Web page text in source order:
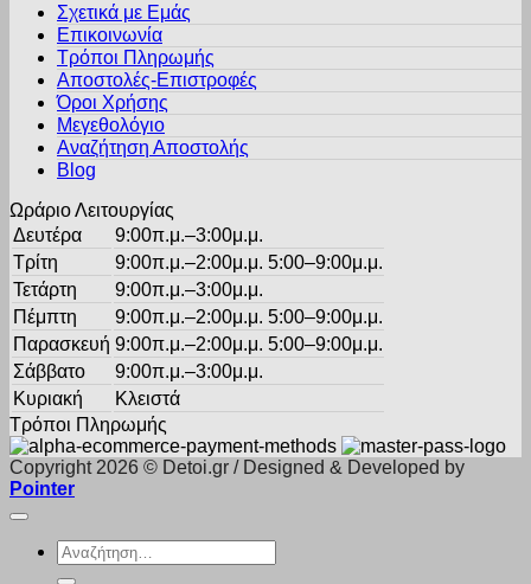
προϊόντος
επιλογές
μπορούν
επιλεγούν
σελίδα
Σχετικά με Εμάς
Επικοινωνία
Τρόποι Πληρωμής
Αποστολές-Επιστροφές
Όροι Χρήσης
Μεγεθολόγιο
Αναζήτηση Αποστολής
Blog
Ωράριο Λειτουργίας
Δευτέρα
9:00π.μ.–3:00μ.μ.
Τρίτη
9:00π.μ.–2:00μ.μ. 5:00–9:00μ.μ.
Τετάρτη
9:00π.μ.–3:00μ.μ.
Πέμπτη
9:00π.μ.–2:00μ.μ. 5:00–9:00μ.μ.
Παρασκευή 9:00π.μ.–2:00μ.μ. 5:00–9:00μ.μ.
Σάββατο
9:00π.μ.–3:00μ.μ.
Κυριακή
Κλειστά
Τρόποι Πληρωμής
Copyright 2026 © Detoi.gr / Designed & Developed by
Pointer
Αναζήτηση
για: